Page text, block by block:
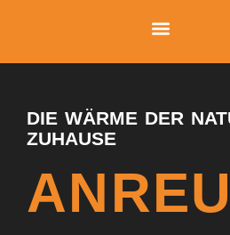
DIE WÄRME DER
ZUHAUSE